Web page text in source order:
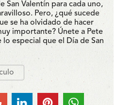
San Valentín para cada uno,
Pero, ¿qué sucede
se ha olvidado de hacer
importante? Únete a Pete
especial que el Día de San